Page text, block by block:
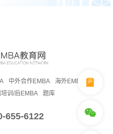
中外合作EMBA
海外EMBA
培训/后EMBA 题库
655-6122